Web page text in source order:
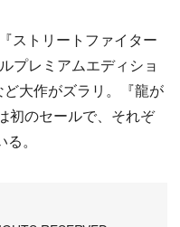
ストリートファイター
プレミアムエディショ
大作がズラリ。『龍が
初のセールで、それぞ
。